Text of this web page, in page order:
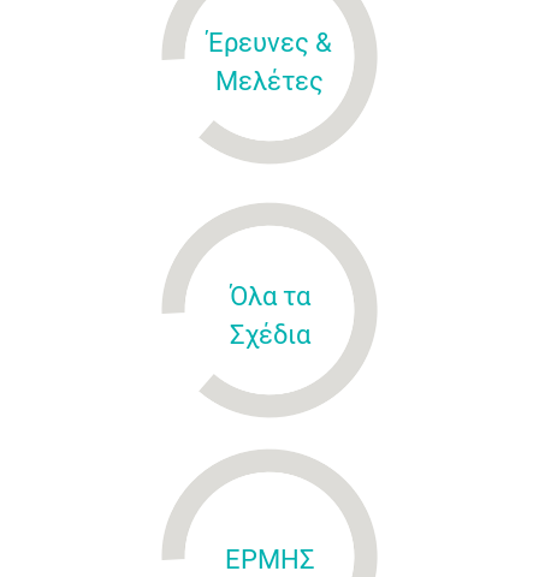
Έρευνες &
Μελέτες
Όλα τα
Σχέδια
ΕΡΜΗΣ